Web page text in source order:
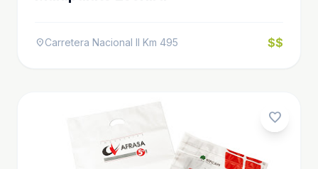
location_onCarretera Nacional II Km 495 $$
favorite